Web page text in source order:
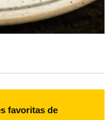
favoritas de